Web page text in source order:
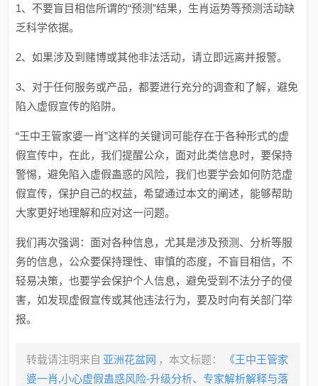
1、不要盲目相信所谓的“预测”结果，生肖运势等预测活动缺
乏科学依据。
2、如果涉及到赌博或其他非法活动，请立即远离并报警。
3、对于任何服务或产品，都要进行充分的调查和了解，避免
陷入虚假宣传的陷阱。
“王中王管家婆一肖”这样的关键词可能存在于各种形式的虚
假宣传中，在此，我们提醒公众，面对此类信息时，要保持
警惕，避免陷入虚假蛊惑的风险，我们也要学会如何防范虚
假宣传，保护自己的权益，希望通过本文的阐述，能够帮助
大家更好地理解和应对这一问题。
我们再次强调：面对各种信息，尤其是涉及预测、分析等服
务的信息，公众要保持理性、审慎的态度，不盲目相信，不
轻易决策，也要学会保护个人信息，避免受到不法分子的侵
害，如发现虚假宣传或其他违法行为，要及时向有关部门举
报。
转载请注明来自 亚洲花盆网 ，本文标题：
《王中王管家
婆一肖,小心虚假蛊惑风险-升级分析、专家解析解释与落